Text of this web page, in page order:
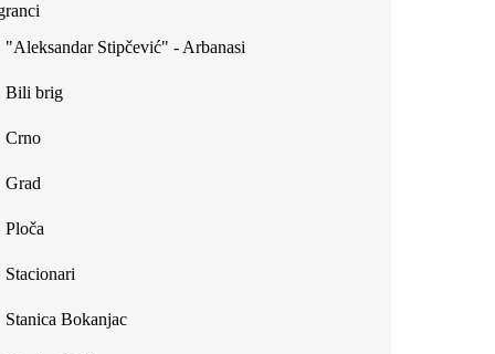
"Aleksandar Stipčević" - Arbanasi
Bili brig
Crno
Grad
Ploča
Stacionari
Stanica Bokanjac